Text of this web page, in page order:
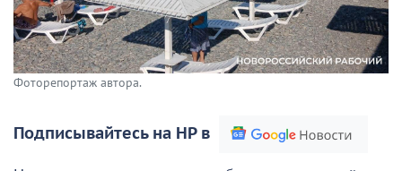
Фоторепортаж автора.
Подписывайтесь на НР в